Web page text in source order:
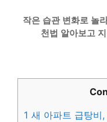
작은 습관 변화로 놀
천법 알아보고
1 새 아파트 급탕비